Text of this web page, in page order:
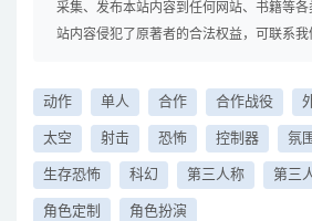
采集、发布本站内容到任何网站、书籍等
站内容侵犯了原著者的合法权益，可联系我
动作 单人 合作 合作战役
太空 射击 恐怖 控制器 氛
生存恐怖 科幻 第三人称 第三
角色定制 角色扮演